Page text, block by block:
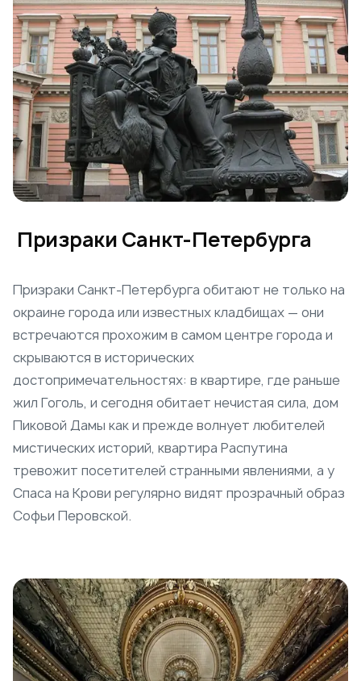
Призраки Санкт-Петербурга
Призраки Санкт-Петербурга обитают не только на
окраине города или известных кладбищах — они
встречаются прохожим в самом центре города и
скрываются в исторических
достопримечательностях: в квартире, где раньше
жил Гоголь, и сегодня обитает нечистая сила, дом
Пиковой Дамы как и прежде волнует любителей
мистических историй, квартира Распутина
тревожит посетителей странными явлениями, а у
Спаса на Крови регулярно видят прозрачный образ
Софьи Перовской.